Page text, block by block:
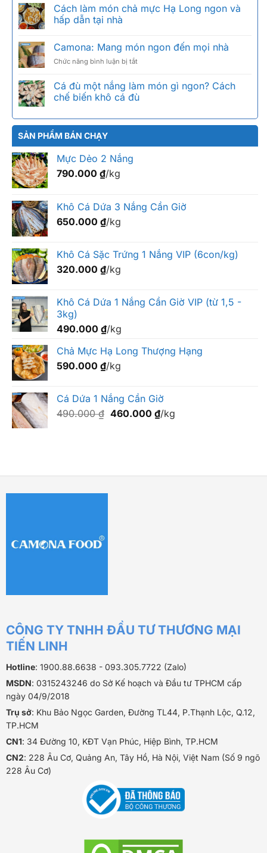
1kg?
theo
Cá
Gì?
Biệt
Bổi,
Sặc
Trứng
Cách làm món chả mực Hạ Long ngon và
hấp dẫn tại nhà
Camona: Mang món ngon đến mọi nhà
Chức năng bình luận bị tắtở
món
ngon
mọi
Cá đù một nắng làm món gì ngon? Cách
chế biến khô cá đù
SẢN PHẨM BÁN CHẠY
Mực Dẻo 2 Nắng
790.000 ₫/kg
Khô Cá Dứa 3 Nắng Cần Giờ
650.000 ₫/kg
Khô Cá Sặc Trứng 1 Nắng VIP (6con/kg)
320.000 ₫/kg
Khô Cá Dứa 1 Nắng Cần Giờ VIP (từ 1,5 -
3kg)
490.000 ₫/kg
Chả Mực Hạ Long Thượng Hạng
590.000 ₫/kg
Cá Dứa 1 Nắng Cần Giờ
490.000₫ Giá
460.000 ₫Giá
/kg
CÔNG TY TNHH ĐẦU TƯ THƯƠNG MẠI
TIẾN LINH
Hotline: 1900.88.6638 - 093.305.7722 (Zalo)
MSDN: 0315243246 do Sở Kế hoạch và Đầu tư TPHCM cấp
ngày 04/9/2018
Trụ sở: Khu Bảo Ngọc Garden, Đường TL44, P.Thạnh Lộc, Q.12,
TP.HCM
CN1: 34 Đường 10, KĐT Vạn Phúc, Hiệp Bình, TP.HCM
CN2: 228 Âu Cơ, Quảng An, Tây Hồ, Hà Nội, Việt Nam (Số 9 ngõ
228 Âu Cơ)